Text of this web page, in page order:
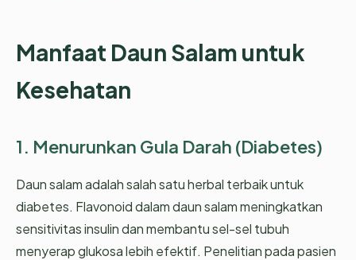
Manfaat Daun Salam untuk
Kesehatan
1. Menurunkan Gula Darah (Diabetes)
Daun salam adalah salah satu herbal terbaik untuk
diabetes. Flavonoid dalam daun salam meningkatkan
sensitivitas insulin dan membantu sel-sel tubuh
menyerap glukosa lebih efektif. Penelitian pada pasien